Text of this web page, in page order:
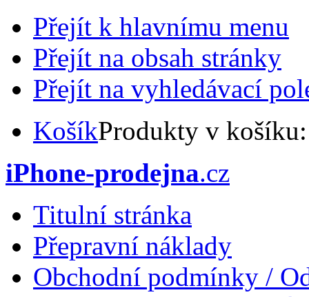
Přejít k hlavnímu menu
Přejít na obsah stránky
Přejít na vyhledávací
KošíkProdukty v
iPhone-prodejna.cz
Titulní stránka
Přepravní náklady
Obchodní podmínky /